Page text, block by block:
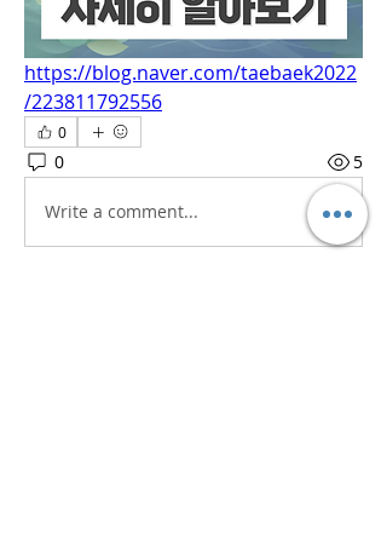
https://blog.naver.com/taebaek2022
/223811792556
0
0 5
Write a comment...